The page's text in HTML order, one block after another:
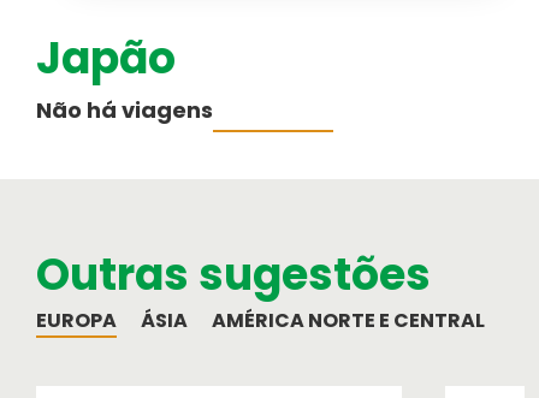
Australásia
Cruzeiros
Equipa
Como funcionamos
PESQUISAR VIAGENS
Japão
Não há viagens
Outras sugestões
EUROPA ÁSIA AMÉRICA NORTE E CENTRAL